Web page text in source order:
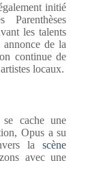
initié
les talents
de la
continue de
locaux.
se cache une
Opus a su
lascène
avec une